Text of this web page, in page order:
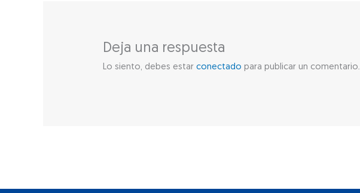
Deja una respuesta
Lo siento, debes estarconectado para publicar un comentario.